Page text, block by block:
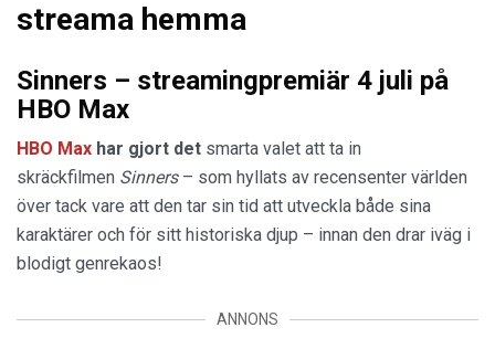
streama hemma
Sinners – streamingpremiär 4 juli på
HBO Max
HBO Max har gjort det smarta valet att ta in
skräckfilmen Sinners– som hyllats av recensenter världen
över tack vare att den tar sin tid att utveckla både sina
karaktärer och för sitt historiska djup – innan den drar iväg i
blodigt genrekaos!
ANNONS